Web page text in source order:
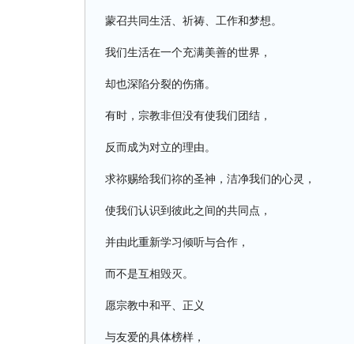
蒙召共同生活、祈祷、工作和梦想。
我们生活在一个充满美善的世界，
却也深陷分裂的伤痛。
有时，宗教非但没有使我们团结，
反而成为对立的理由。
求祢赐给我们祢的圣神，洁净我们的心灵，
使我们认识到彼此之间的共同点，
并由此重新学习倾听与合作，
而不是互相毁灭。
愿宗教中和平、正义
与友爱的具体榜样，